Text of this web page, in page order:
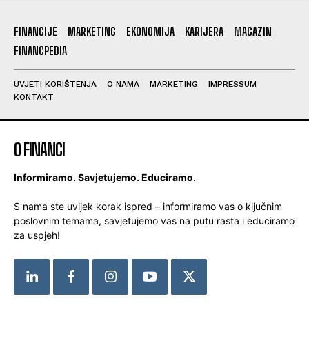
FINANCIJE MARKETING EKONOMIJA KARIJERA
MAGAZIN
FINANCPEDIA
UVJETI KORIŠTENJA O NAMA MARKETING
IMPRESSUM
KONTAKT
O FINANCI
Informiramo. Savjetujemo. Educiramo.
S nama ste uvijek korak ispred – informiramo vas o ključnim
poslovnim temama, savjetujemo vas na putu rasta i educiramo
za uspjeh!